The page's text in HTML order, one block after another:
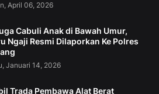
April 06, 2026
Cabuli Anak di Bawah Umur,
Ngaji Resmi Dilaporkan Ke Polres
Januari 14, 2026
Trada Pembawa Alat Berat